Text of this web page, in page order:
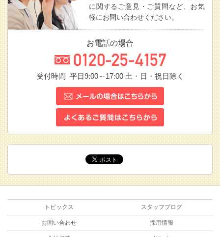
に関するご意見・ご質問など、お気
軽にお問い合わせください。
お電話の場合
受付時間 平日9:00～17:00土・日・祝日除く
トピックス スタッフブログ
お問い合わせ 採用情報